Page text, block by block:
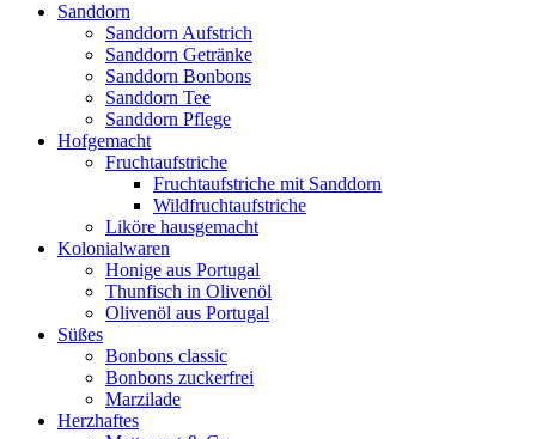
Sanddorn
Sanddorn Aufstrich
Sanddorn Getränke
Sanddorn Bonbons
Sanddorn Tee
Sanddorn Pflege
Hofgemacht
Fruchtaufstriche
Fruchtaufstriche mit Sanddorn
Wildfruchtaufstriche
Liköre hausgemacht
Kolonialwaren
Honige aus Portugal
Thunfisch in Olivenöl
Olivenöl aus Portugal
Süßes
Bonbons classic
Bonbons zuckerfrei
Marzilade
Herzhaftes